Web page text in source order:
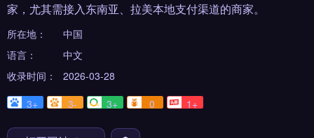
家，尤其需接入东南亚、拉美本地支付渠道的商家。
所在地：
中国
语言：
中文
收录时间：
2026-03-28
3+
3- 3+ 0 1+